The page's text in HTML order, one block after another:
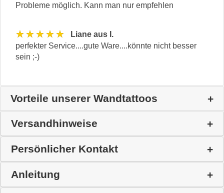
Probleme möglich. Kann man nur empfehlen
★★★★★
Liane aus I.
perfekter Service....gute Ware....könnte nicht besser
sein ;-)
Vorteile unserer Wandtattoos
Versandhinweise
Persönlicher Kontakt
Anleitung